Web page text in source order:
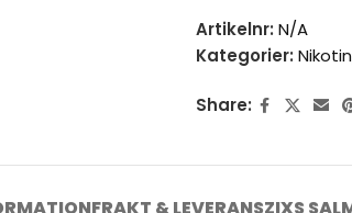
Artikelnr: N/A
Kategorier:
Share:
FRAKT & LEVERANSZIXS